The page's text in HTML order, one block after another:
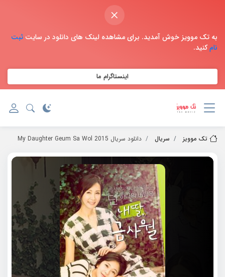
×
به تک موویز خوش آمدید. برای مشاهده لینک های دانلود در سایت ثبت
نامکنید.
اینستاگرام ما
تک موویز سریال دانلود سریال 2015 My Daughter Geum Sa Wol